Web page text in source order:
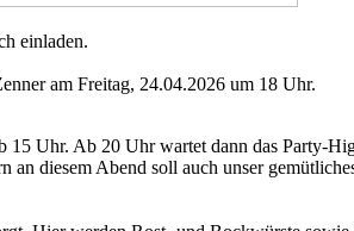
einladen.
am Freitag, 24.04.2026 um 18 Uhr.
Uhr. Ab 20 Uhr wartet dann das Party-
diesem Abend soll auch unser